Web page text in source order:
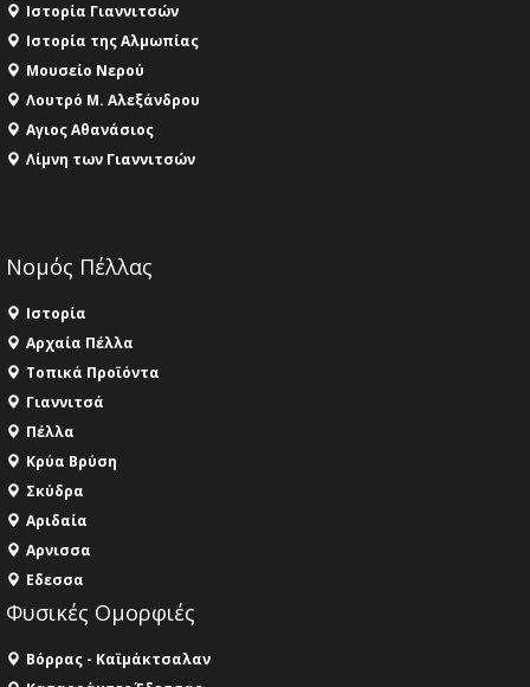
Ιστορία Γιαννιτσών
Ιστορία της Αλμωπίας
Μουσείο Νερού
Λουτρό Μ. Αλεξάνδρου
Αγιος Αθανάσιος
Λίμνη των Γιαννιτσών
Νομός Πέλλας
Ιστορία
Αρχαία Πέλλα
Τοπικά Προϊόντα
Γιαννιτσά
Πέλλα
Κρύα Βρύση
Σκύδρα
Αριδαία
Aρνισσα
Eδεσσα
Φυσικές Ομορφιές
Βόρρας - Καϊμάκτσαλαν